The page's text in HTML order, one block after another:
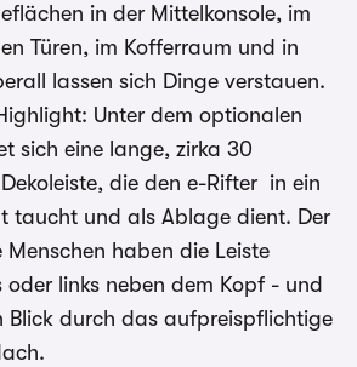
in der Mittelkonsole, im
Türen, im Kofferraum und in
lassen sich Dinge verstauen.
Unter dem optionalen
sich eine lange, zirka 30
die den e-Rifter in ein
taucht und als Ablage dient. Der
Menschen haben die Leiste
links neben dem Kopf - und
Blick durch das aufpreispflichtige